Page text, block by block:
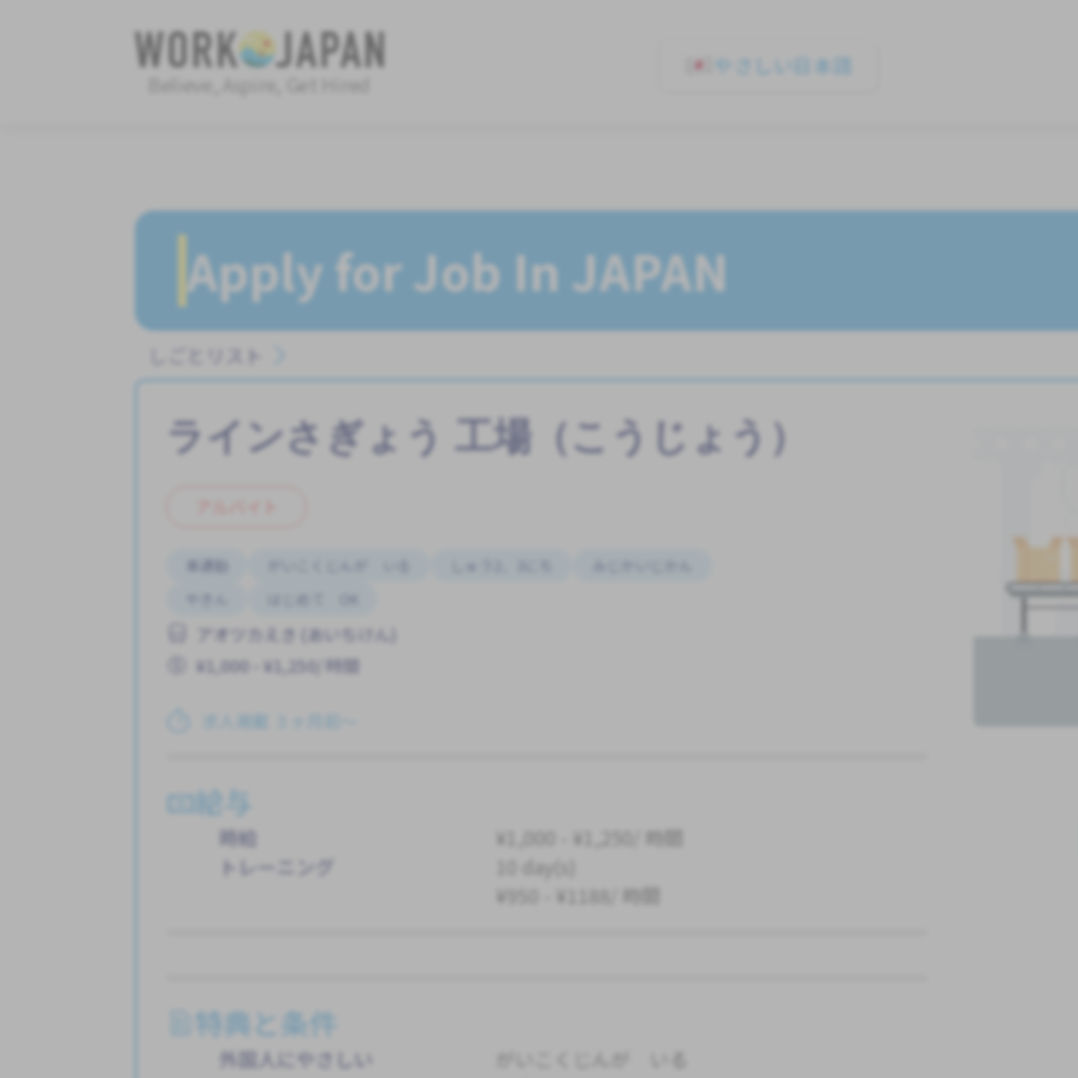
Believe, Aspire, Get Hired
やさしい日本語
Apply for Job In JAPAN
しごとリスト
ラインさぎょう 工場（こうじょう）
車通勤 しゅう2、3にち
はじめて OK
アオツカえき (あいちけん)
¥1,000 - ¥1,250/ 時間
求人掲載 ３ヶ月前〜
給与
時給
¥1,000 - ¥1,250/ 時間
トレーニング
10 day(s)
¥950 - ¥1188/ 時間
特典と条件
外国人にやさしい